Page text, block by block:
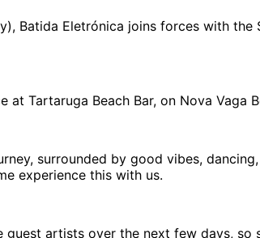
Batida Eletrónica joins forces with
at Tartaruga Beach Bar, on Nova
surrounded by good vibes,
experience this with us.
guest artists over the next few days, so